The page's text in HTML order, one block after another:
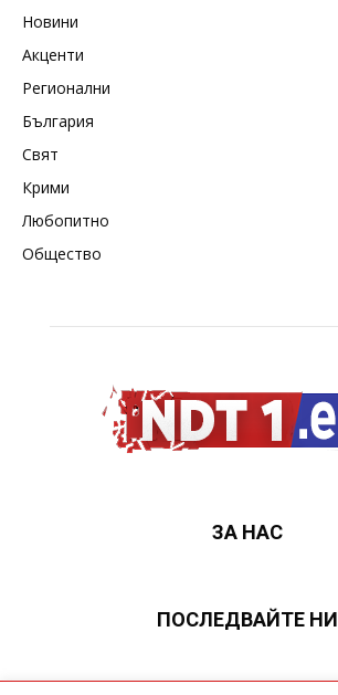
Новини
Акценти
Регионални
България
Свят
Крими
Любопитно
Общество
ЗА НАС
ПОСЛЕДВАЙТЕ НИ